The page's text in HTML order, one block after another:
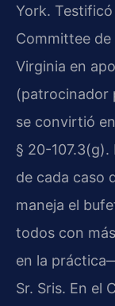
York.
Committee de
Virginia en
(patrocinador
se convirtió
§ 20-107.3(g).
de cada caso
maneja el
todos con
en la
Sr. Sris. En el